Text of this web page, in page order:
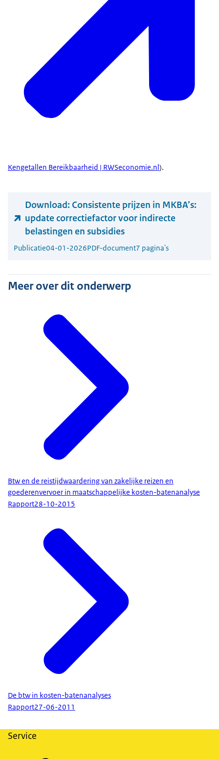
Kengetallen Bereikbaarheid | RWSeconomie.nl).
Download: Consistente prijzen in MKBA’s:
update correctiefactor voor indirecte
belastingen en subsidies
Publicatie04-01-2026PDF-document7 pagina's
Meer over dit onderwerp
Btw en de reistijdwaardering van zakelijke reizen en
goederenvervoer in maatschappelijke kosten-batenanalyse
Rapport28-10-2015
De btw in kosten-batenanalyses
Rapport27-06-2011
Service